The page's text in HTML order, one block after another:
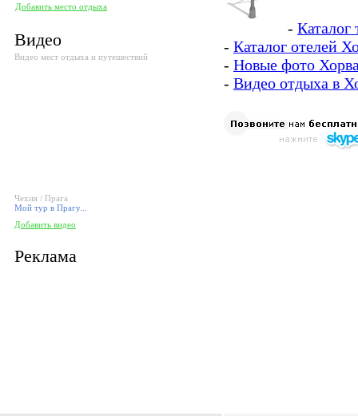
Добавить место отдыха
Видео
Видео мест отдыха и путешествий
Чехия / Прага
Мой тур в Прагу...
Добавить видео
Реклама
- Каталог
- Каталог отелей
- Новые фото
- Видео отдыха в